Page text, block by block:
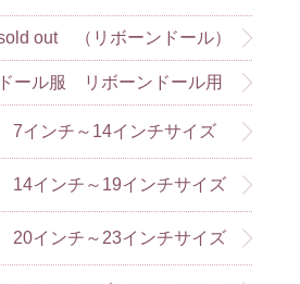
out （リボーンドール）
ドール服 リボーンドール用
（アドラドール含）
7インチ～14インチサイズ
14インチ～19インチサイズ
20インチ～23インチサイズ